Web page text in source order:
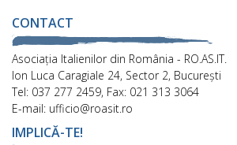
CONTACT
Asociaţia Italienilor din România - RO.AS.IT.
Ion Luca Caragiale 24, Sector 2, București
Tel: 037 277 2459, Fax: 021 313 3064
E-mail: ufficio@roasit.ro
IMPLICĂ-TE!